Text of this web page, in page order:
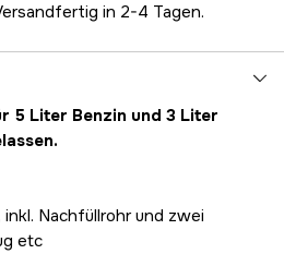
in 2-4 Tagen.
5 Liter Benzin und 3 Liter
Nachfüllrohr und zwei
etc